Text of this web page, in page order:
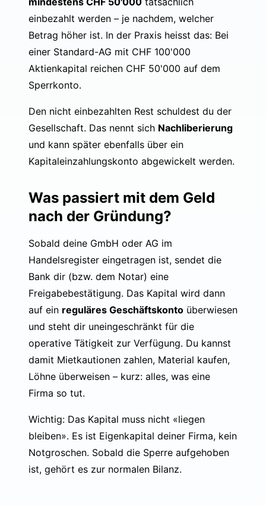
einbezahlt werden – je nachdem, welcher
Betrag höher ist. In der Praxis heisst das: Bei
einer Standard-AG mit CHF 100'000
Aktienkapital reichen CHF 50'000 auf dem
Sperrkonto.
Den nicht einbezahlten Rest schuldest du der
Gesellschaft. Das nennt sich Nachliberierung
und kann später ebenfalls über ein
Kapitaleinzahlungskonto abgewickelt werden.
Was passiert mit dem Geld
nach der Gründung?
Sobald deine GmbH oder AG im
Handelsregister eingetragen ist, sendet die
Bank dir (bzw. dem Notar) eine
Freigabebestätigung. Das Kapital wird dann
auf ein reguläres Geschäftskonto überwiesen
und steht dir uneingeschränkt für die
operative Tätigkeit zur Verfügung. Du kannst
damit Mietkautionen zahlen, Material kaufen,
Löhne überweisen – kurz: alles, was eine
Firma so tut.
Wichtig: Das Kapital muss nicht «liegen
bleiben». Es ist Eigenkapital deiner Firma, kein
Notgroschen. Sobald die Sperre aufgehoben
ist, gehört es zur normalen Bilanz.